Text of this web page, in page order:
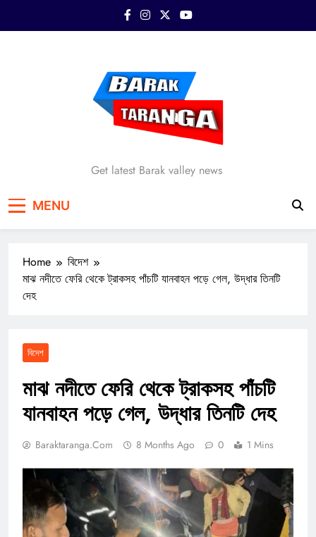
Barak Taranga
Get latest Barak valley news
MENU
Home
বিদেশ
মাঝ নদীতে ফেরি থেকে ট্রাকসহ পাঁচটি যানবাহন পড়ে গেল, উদ্ধার তিনটি
দেহ
বিদেশ
মাঝ নদীতে ফেরি থেকে ট্রাকসহ পাঁচটি
যানবাহন পড়ে গেল, উদ্ধার তিনটি দেহ
Baraktaranga.com 8 Months Ago 0 1 Mins